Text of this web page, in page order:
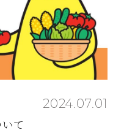
2024.07.01
て